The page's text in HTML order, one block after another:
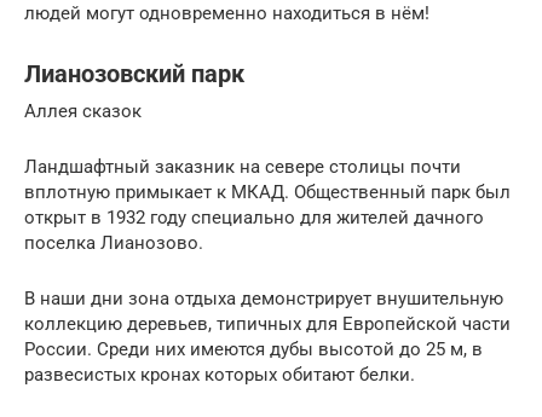
людей могут одновременно находиться в нём!
Лианозовский парк
Аллея сказок
Ландшафтный заказник на севере столицы почти
вплотную примыкает к МКАД. Общественный парк был
открыт в 1932 году специально для жителей дачного
поселка Лианозово.
В наши дни зона отдыха демонстрирует внушительную
коллекцию деревьев, типичных для Европейской части
России. Среди них имеются дубы высотой до 25 м, в
развесистых кронах которых обитают белки.